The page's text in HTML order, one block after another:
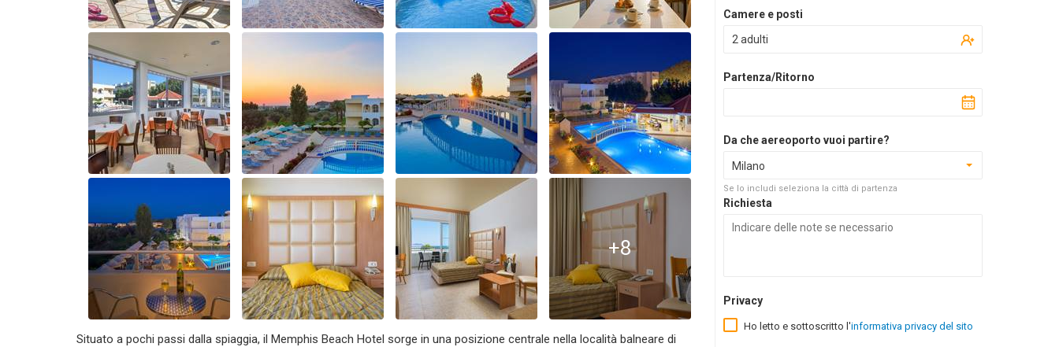
+8
Situato a pochi passi dalla spiaggia, il Memphis Beach Hotel sorge in una posizione centrale nella località balneare di
Camere e posti
2 adulti
Partenza/Ritorno
Da che aereoporto vuoi partire?
Milano
Se lo includi seleziona la città di partenza
Richiesta
Privacy
Ho letto e sottoscritto l'informativa privacy del sito